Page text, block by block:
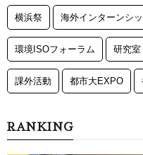
横浜祭 海外インターンシ
環境ISOフォーラム 研究室
課外活動 都市大EXPO
RANKING